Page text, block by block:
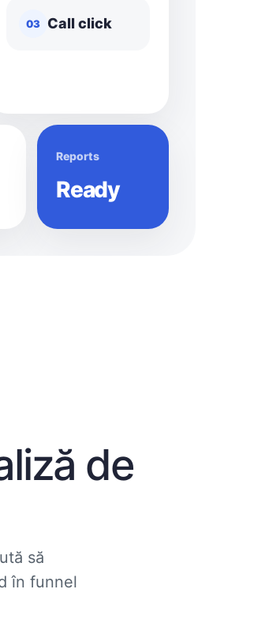
03 Call click
Reports
Ready
de
să
în funnel